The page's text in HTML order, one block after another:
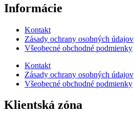
Informácie
Kontakt
Zásady ochrany osobných údajov
Všeobecné obchodné podmienky
Kontakt
Zásady ochrany osobných údajov
Všeobecné obchodné podmienky
Klientská zóna